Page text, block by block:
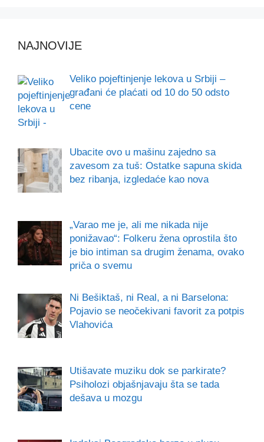
NAJNOVIJE
Veliko pojeftinjenje lekova u Srbiji –
građani će plaćati od 10 do 50 odsto
cene
Ubacite ovo u mašinu zajedno sa
zavesom za tuš: Ostatke sapuna skida
bez ribanja, izgledaće kao nova
„Varao me je, ali me nikada nije
ponižavao“: Folkeru žena oprostila što
je bio intiman sa drugim ženama, ovako
priča o svemu
Ni Bešiktaš, ni Real, a ni Barselona:
Pojavio se neočekivani favorit za potpis
Vlahovića
Utišavate muziku dok se parkirate?
Psiholozi objašnjavaju šta se tada
dešava u mozgu